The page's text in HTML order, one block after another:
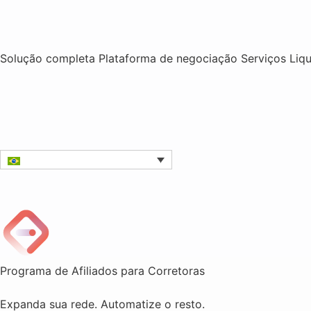
Solução completa Plataforma de negociação Serviços
Programa de Afiliados para Corretoras
Expanda sua rede. Automatize o resto.